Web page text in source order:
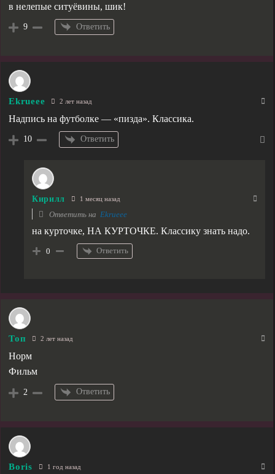
в нелепые ситуёвины, шик!
9 Ответить
Ekrueee 2 лет назад
Надпись на футболке — «пизда». Классика.
10 Ответить
Кирилл 1 месяц назад
Ответить на Ekrueee
на курточке, НА КУРТОЧКЕ. Классику знать надо.
0 Ответить
Топ 2 лет назад
Норм
Фильм
2 Ответить
Boris 1 год назад